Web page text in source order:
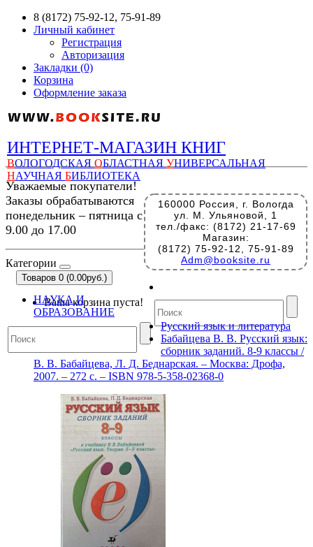
8 (8172) 75-92-12, 75-91-89
Личный кабинет
Регистрация
Авторизация
Закладки (0)
Корзина
Оформление заказа
ИНТЕРНЕТ-МАГАЗИН КНИГ
ВОЛОГОДСКАЯ ОБЛАСТНАЯ УНИВЕРСАЛЬНАЯ
НАУЧНАЯ БИБЛИОТЕКА
160000 Россия, г. Вологда
ул. М. Ульяновой, 1
тел./факс: (8172) 21-17-69
Магазин:
(8172) 75-92-12, 75-91-89
Adm@booksite.ru
Уважаемые покупатели!
Заказы обрабатываются
понедельник – пятница с
9.00 до 17.00
Категории
Товаров 0 (0.00руб.)
Ваша корзина пуста!
НАУКА И
ОБРАЗОВАНИЕ
Русский язык и литература
Бабайцева В. В. Русский язык:
сборник заданий. 8-9 классы /
В. В. Бабайцева, Л. Д. Беднарская. – Москва: Дрофа,
2007. – 272 с. – ISBN 978-5-358-02368-0